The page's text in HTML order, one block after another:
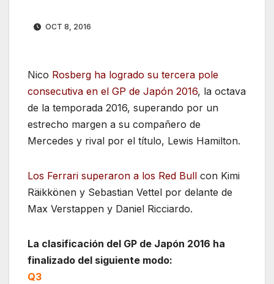
OCT 8, 2016
Nico Rosberg ha logrado su tercera pole
consecutiva en el GP de Japón 2016, la octava
de la temporada 2016, superando por un
estrecho margen a su compañero de
Mercedes y rival por el título, Lewis Hamilton.
Los Ferrari superaron a los Red Bull con Kimi
Räikkönen y Sebastian Vettel por delante de
Max Verstappen y Daniel Ricciardo.
La clasificación del GP de Japón 2016 ha
finalizado del siguiente modo:
Q3